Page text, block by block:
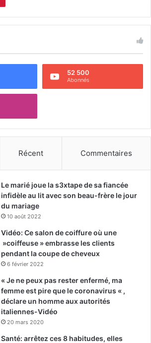
52 500
Abonnés
Récent Commentaires
Le marié joue la s3xtape de sa fiancée
infidèle au lit avec son beau-frère le jour
du mariage
10 août 2022
Vidéo: Ce salon de coiffure où une
»coiffeuse » embrasse les clients
pendant la coupe de cheveux
6 février 2022
« Je ne peux pas rester enfermé, ma
femme est pire que le coronavirus « ,
déclare un homme aux autorités
italiennes-Vidéo
20 mars 2020
Santé: arrêtez ces 8 habitudes, elles